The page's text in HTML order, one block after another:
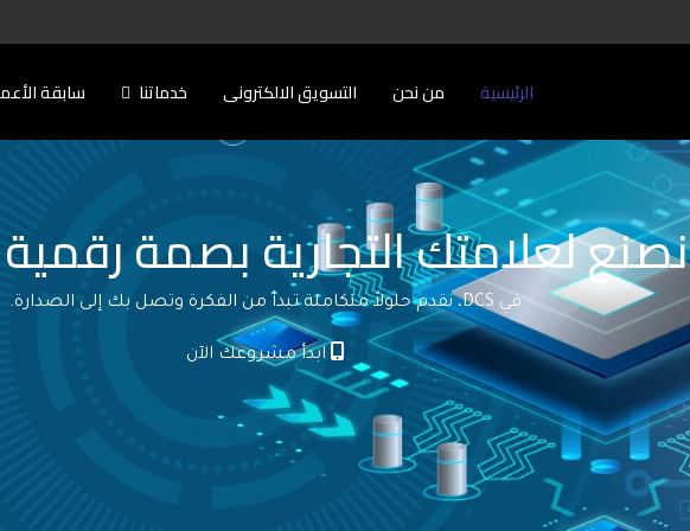
الرئيسية من نحن التسويق الالكترونى خدماتنا سابقة
نصنع لعلامتك التجارية بصمة
في DCS، نقدم حلولاً متكاملة تبدأ من الفكرة وتصل بك إلى الصدارة.
ابدأ مشروعك الآن